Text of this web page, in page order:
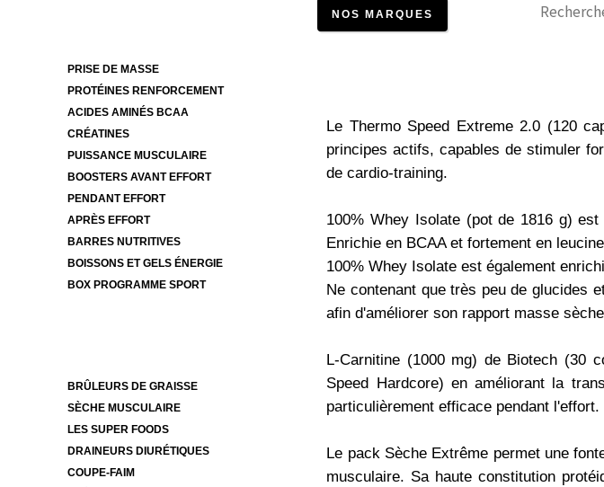
PRISE DE MASSE
PROTÉINES RENFORCEMENT
ACIDES AMINÉS BCAA
CRÉATINES
PUISSANCE MUSCULAIRE
BOOSTERS AVANT EFFORT
PENDANT EFFORT
APRÈS EFFORT
BARRES NUTRITIVES
BOISSONS ET GELS ÉNERGIE
BOX PROGRAMME SPORT
BRÛLEURS DE GRAISSE
SÈCHE MUSCULAIRE
LES SUPER FOODS
DRAINEURS DIURÉTIQUES
COUPE-FAIM
NOS MARQUES
Le Thermo Speed Extreme 2.0 (120
principes actifs, capables de stimuler
de cardio-training.
100% Whey Isolate (pot de 1816 g)
Enrichie en BCAA et fortement en
100% Whey Isolate est également
Ne contenant que très peu de glucides
afin d'améliorer son rapport masse
L-Carnitine (1000 mg) de Biotech (30
Speed Hardcore) en améliorant la
particulièrement efficace pendant l'effort.
Le pack Sèche Extrême permet une
musculaire. Sa haute constitution